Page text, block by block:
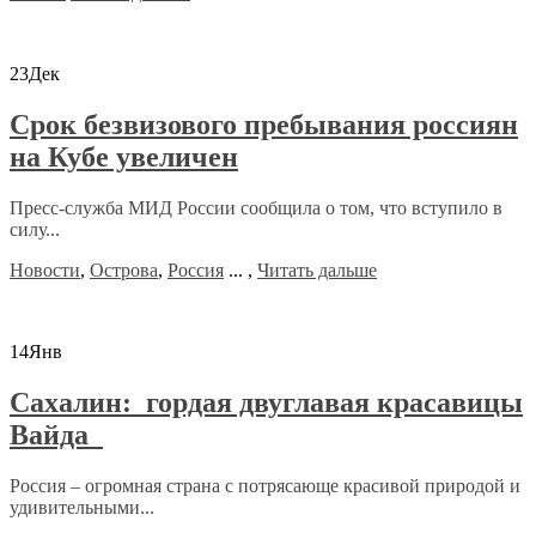
23Дек
Срок безвизового пребывания россиян
на Кубе увеличен
Пресс-служба МИД России сообщила о том, что вступило в
силу...
Новости, Острова, Россия ... , Читать дальше
14Янв
Сахалин: гордая двуглавая красавицы
Вайда
Россия – огромная страна с потрясающе красивой природой и
удивительными...